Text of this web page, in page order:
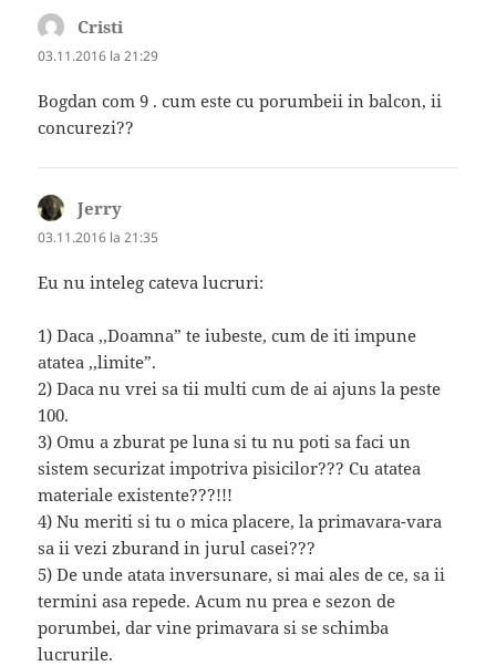
Cristi
03.11.2016 la 21:29
Bogdan com 9 . cum este cu porumbeii in balcon, ii
concurezi??
Jerry
03.11.2016 la 21:35
Eu nu inteleg cateva lucruri:
1) Daca ,,Doamna” te iubeste, cum de iti impune
atatea ,,limite”.
2) Daca nu vrei sa tii multi cum de ai ajuns la peste
100.
3) Omu a zburat pe luna si tu nu poti sa faci un
sistem securizat impotriva pisicilor??? Cu atatea
materiale existente???!!!
4) Nu meriti si tu o mica placere, la primavara-vara
sa ii vezi zburand in jurul casei???
5) De unde atata inversunare, si mai ales de ce, sa ii
termini asa repede. Acum nu prea e sezon de
porumbei, dar vine primavara si se schimba
lucrurile.